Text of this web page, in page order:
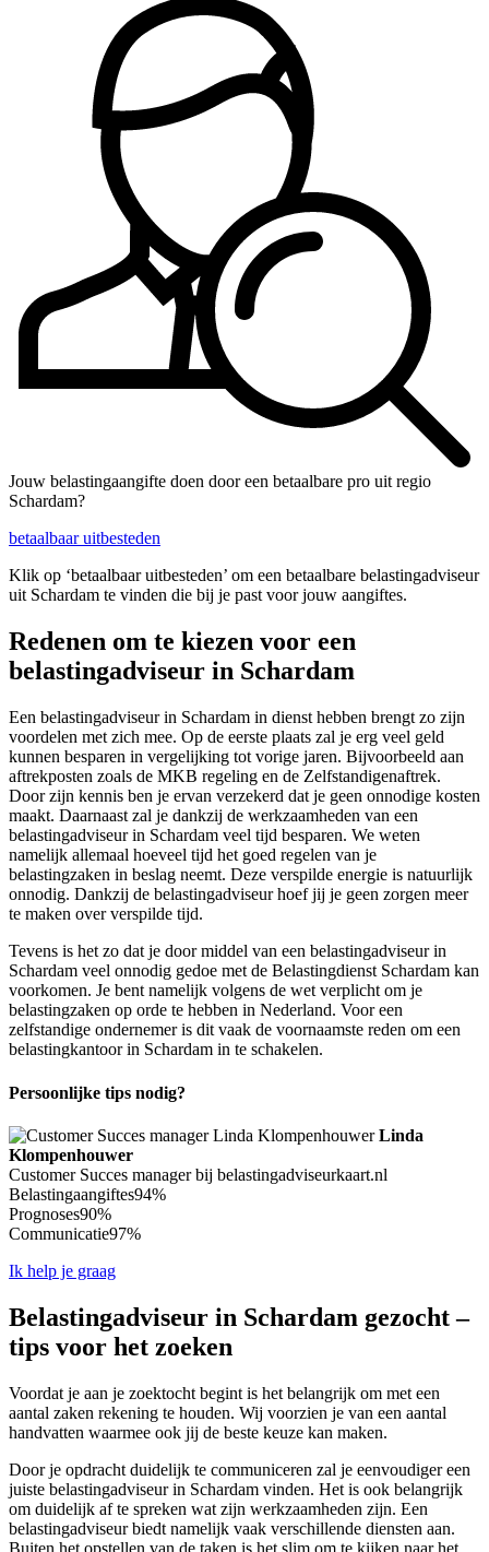
Jouw belastingaangifte doen door een betaalbare pro uit regio
Schardam?
betaalbaar uitbesteden
Klik op ‘betaalbaar uitbesteden’ om een betaalbare belastingadviseur
uit Schardam te vinden die bij je past voor jouw aangiftes.
Redenen om te kiezen voor een
belastingadviseur in Schardam
Een belastingadviseur in Schardam in dienst hebben brengt zo zijn
voordelen met zich mee. Op de eerste plaats zal je erg veel geld
kunnen besparen in vergelijking tot vorige jaren. Bijvoorbeeld aan
aftrekposten zoals de MKB regeling en de Zelfstandigenaftrek.
Door zijn kennis ben je ervan verzekerd dat je geen onnodige kosten
maakt. Daarnaast zal je dankzij de werkzaamheden van een
belastingadviseur in Schardam veel tijd besparen. We weten
namelijk allemaal hoeveel tijd het goed regelen van je
belastingzaken in beslag neemt. Deze verspilde energie is natuurlijk
onnodig. Dankzij de belastingadviseur hoef jij je geen zorgen meer
te maken over verspilde tijd.
Tevens is het zo dat je door middel van een belastingadviseur in
Schardam veel onnodig gedoe met de Belastingdienst Schardam kan
voorkomen. Je bent namelijk volgens de wet verplicht om je
belastingzaken op orde te hebben in Nederland. Voor een
zelfstandige ondernemer is dit vaak de voornaamste reden om een
belastingkantoor in Schardam in te schakelen.
Persoonlijke tips nodig?
Linda
Klompenhouwer
Customer Succes manager bij belastingadviseurkaart.nl
Belastingaangiftes94%
Prognoses90%
Communicatie97%
Ik help je graag
Belastingadviseur in Schardam gezocht –
tips voor het zoeken
Voordat je aan je zoektocht begint is het belangrijk om met een
aantal zaken rekening te houden. Wij voorzien je van een aantal
handvatten waarmee ook jij de beste keuze kan maken.
Door je opdracht duidelijk te communiceren zal je eenvoudiger een
juiste belastingadviseur in Schardam vinden. Het is ook belangrijk
om duidelijk af te spreken wat zijn werkzaamheden zijn. Een
belastingadviseur biedt namelijk vaak verschillende diensten aan.
Buiten het opstellen van de taken is het slim om te kijken naar het